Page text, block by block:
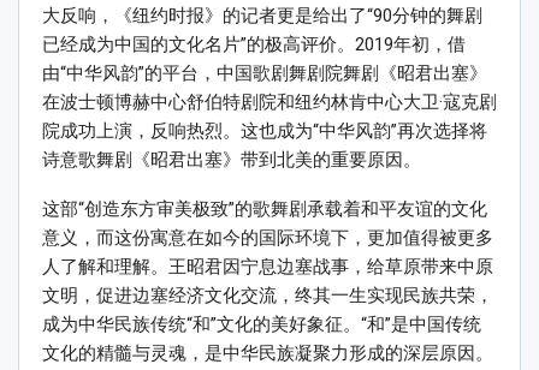
大反响，《纽约时报》的记者更是给出了“90分钟的舞剧
已经成为中国的文化名片”的极高评价。2019年初，借
由“中华风韵”的平台，中国歌剧舞剧院舞剧《昭君出塞》
在波士顿博赫中心舒伯特剧院和纽约林肯中心大卫·寇克剧
院成功上演，反响热烈。这也成为“中华风韵”再次选择将
诗意歌舞剧《昭君出塞》带到北美的重要原因。
这部“创造东方审美极致”的歌舞剧承载着和平友谊的文化
意义，而这份寓意在如今的国际环境下，更加值得被更多
人了解和理解。王昭君因宁息边塞战事，给草原带来中原
文明，促进边塞经济文化交流，终其一生实现民族共荣，
成为中华民族传统“和”文化的美好象征。“和”是中国传统
文化的精髓与灵魂，是中华民族凝聚力形成的深层原因。